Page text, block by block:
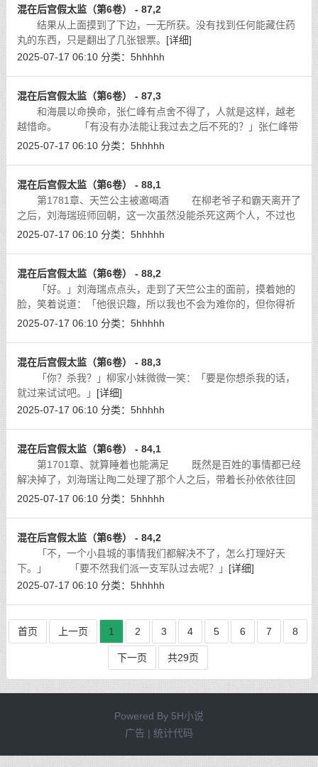
混在后宫假太监（第6卷） - 87,2
结果从上面摸到了下边，一无所获。没有找到任何能藏住药
丸的东西，只是翻出了几张银票。 [详细]
2025-07-17 06:10 分类： 5hhhhh
混在后宫假太监（第6卷） - 87,3
和海晨以命换命，张仁峰有点舍不得了，人就是这样，越老
越惜命。 「有没有办法能让我过去之后不死的？」张仁峰带
着祈求的语气问柳老爷子。[详细]
2025-07-17 06:10 分类： 5hhhhh
混在后宫假太监（第6卷） - 88,1
第1781章、天竺公主被邀喝酒 在柳老爷子和霸天离开了
之后，刘海瑞班师回朝，这一次虽然没能杀死这两个人，不过也
算是大获全胜了。能杀死张仁峰和黑煞后，已经算是意外中的意
2025-07-17 06:10 分类： 5hhhhh
混在后宫假太监（第6卷） - 88,2
「好。」刘海瑞点点头，走到了天竺公主的面前，摸着她的
脸，笑着说道：「他很识趣，所以我也不会为难你的，但你得祈
祷他画的地图是真的，否则的话，没人能救的了你们俩。」
2025-07-17 06:10 分类： 5hhhhh
混在后宫假太监（第6卷） - 88,3
「你？杀我？」柳家小妹微微一笑：「要是你想杀我的话，
就过来试试吧。」 [详细]
2025-07-17 06:10 分类： 5hhhhh
混在后宫假太监（第6卷） - 84,1
第1701章、就算睡着也能满足 既然是百姓的事情都已经
解决掉了，刘海瑞让陶二处理了那个人之后，带着长孙依依往回
走，接下来他得安排人去户部，拿着户籍去找那些尚且生还的
2025-07-17 06:10 分类： 5hhhhh
混在后宫假太监（第6卷） - 84,2
「不，一个小县城的事情我们都解决不了，怎么打理好天
下。」 「要不然我们派一支军队过去呢？」 [详细]
2025-07-17 06:10 分类： 5hhhhh
首页 上一页 1 2 3 4 5 6 7 8
下一页 共29页
Powered By 5H小说
广告 | 统计代码